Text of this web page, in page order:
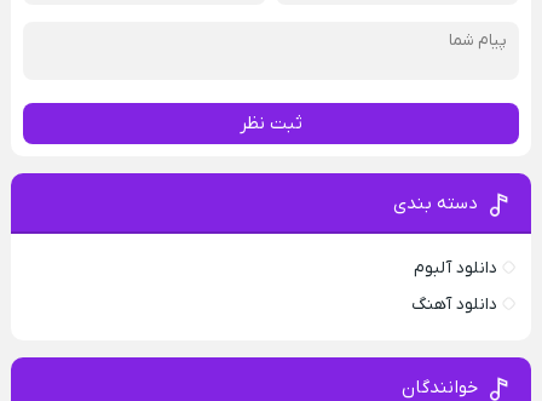
ثبت نظر
دسته بندی
دانلود آلبوم
دانلود آهنگ
خوانندگان